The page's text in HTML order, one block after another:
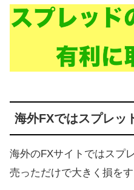
海外FXではスプレッ
海外のFXサイトではスプ
売っただけで大きく損を